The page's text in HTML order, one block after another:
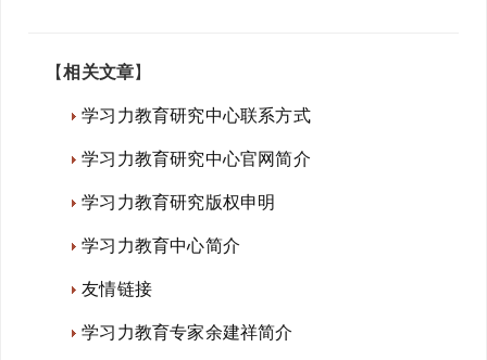
【相关文章】
学习力教育研究中心联系方式
学习力教育研究中心官网简介
学习力教育研究版权申明
学习力教育中心简介
友情链接
学习力教育专家余建祥简介